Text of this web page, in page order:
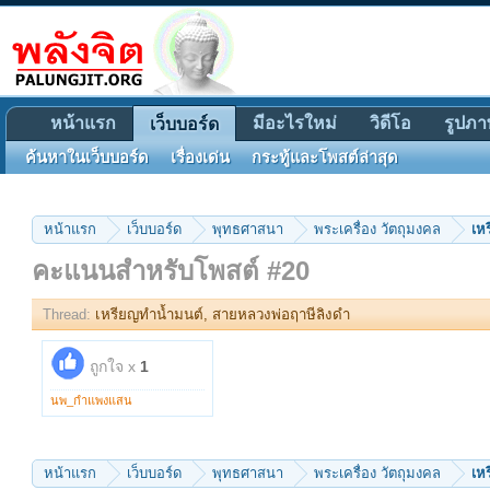
หน้าแรก เว็บบอร์ด พุทธศาสนา พระเครื่อง วัตถุมงคล เ
คะแนนสำหรับโพสต์ #20
Thread: เหรียญทำน้ำมนต์, สายหลวงพ่อฤาษีลิงดำ
ถูกใจ x 1
นพ_กำแพงแสน
หน้าแรก เว็บบอร์ด พุทธศาสนา พระเครื่อง วัตถุมงคล เ
หน้าแรก เว็บบอร์ด
ค้นหาในเว็บบอร์ด เรื่องเด่น กระทู้และโพสต์ล่าสุด
มีอะไรใหม่ วิดีโอ รูปภ